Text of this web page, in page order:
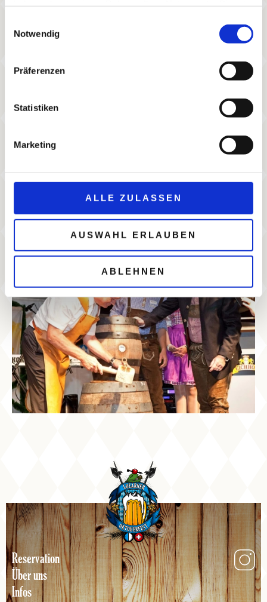
Notwendig
Präferenzen
Statistiken
Marketing
ALLE ZULASSEN
AUSWAHL ERLAUBEN
ABLEHNEN
Reservation
Über uns
Infos